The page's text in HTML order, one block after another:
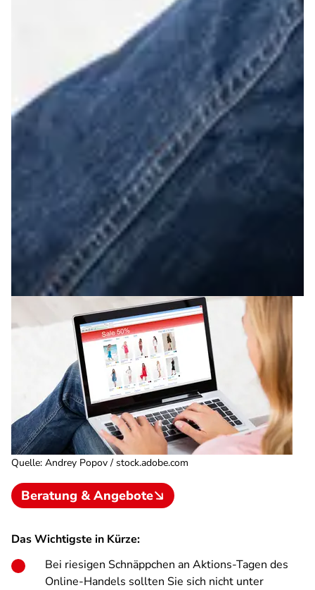
Quelle: Andrey Popov / stock.adobe.com
Beratung & Angebote
Das Wichtigste in Kürze:
Bei riesigen Schnäppchen an Aktions-Tagen des
Online-Handels sollten Sie sich nicht unter